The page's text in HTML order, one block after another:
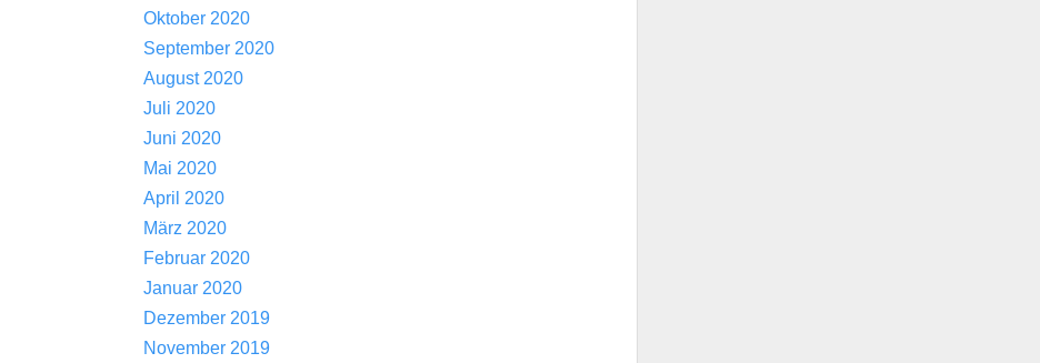
Oktober 2020
September 2020
August 2020
Juli 2020
Juni 2020
Mai 2020
April 2020
März 2020
Februar 2020
Januar 2020
Dezember 2019
November 2019